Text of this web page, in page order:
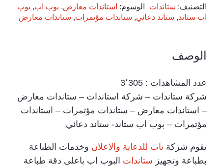
حرف
L
التصنيف: ستاندات الوسوم: استاندات معارض بوب اب بوب
اب ستاند
ستاند دعائي ستاندات مؤتمرات ستاندات معارض
الوصف
عدد المشاهدات : 3٬305
شركة ستاندات – شركة استاندات – ستاندات معارض
– استاندات معارض – ستاندات مؤتمرات – استاندات
مؤتمرات – بوب اب ستاند- ستاند دعائي
تقوم شركة ناب للدعاية والاعلان وخدمات الطباعة
بطباعة وتجهيز ستاندات البوب اب باعلى دقة طباعة